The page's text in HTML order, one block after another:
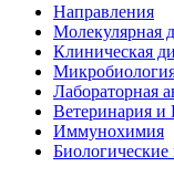
Направления
Молекулярная
Клиническая
Лабораторная
Ветеринария
Иммунохимия